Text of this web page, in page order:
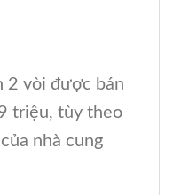
2 vòi được bán
triệu, tùy theo
nhà cung